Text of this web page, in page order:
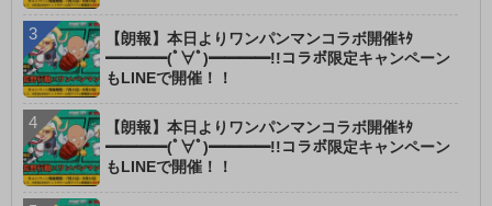
【朗報】本日よりワンパンマンコラボ開催ｷﾀ
━━━━(ﾟ∀ﾟ)━━━━!!コラボ限定キャンペーン
もLINEで開催！！
【朗報】本日よりワンパンマンコラボ開催ｷﾀ
━━━━(ﾟ∀ﾟ)━━━━!!コラボ限定キャンペーン
もLINEで開催！！